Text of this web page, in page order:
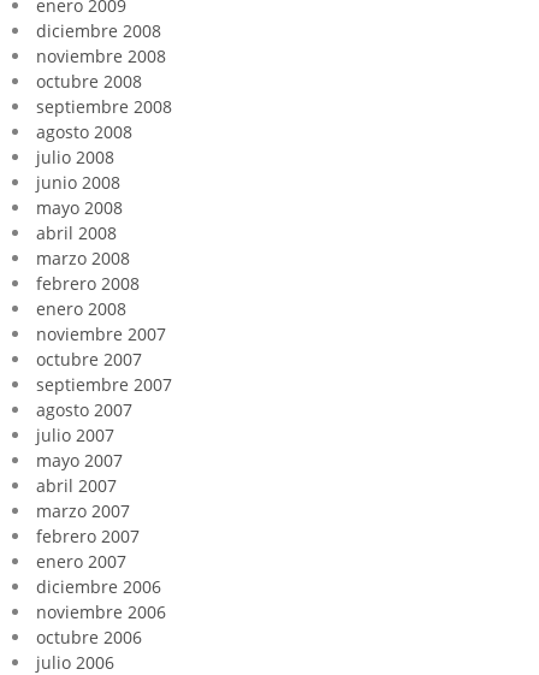
enero 2009
diciembre 2008
noviembre 2008
octubre 2008
septiembre 2008
agosto 2008
julio 2008
junio 2008
mayo 2008
abril 2008
marzo 2008
febrero 2008
enero 2008
noviembre 2007
octubre 2007
septiembre 2007
agosto 2007
julio 2007
mayo 2007
abril 2007
marzo 2007
febrero 2007
enero 2007
diciembre 2006
noviembre 2006
octubre 2006
julio 2006